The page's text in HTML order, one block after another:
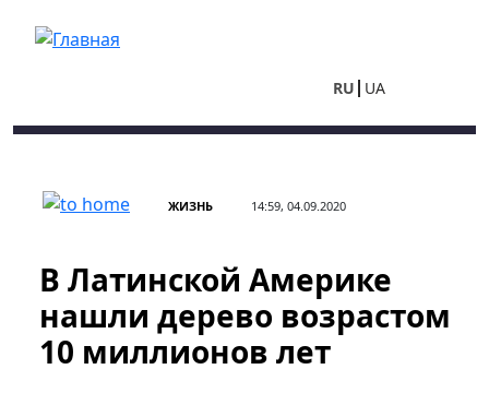
RU UA
ЖИЗНЬ 14:59, 04.09.2020
В Латинской Америке
нашли дерево возрастом
10 миллионов лет